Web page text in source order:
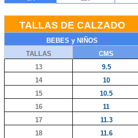
TALLAS DE CALZADO
BEBES y NIÑOS
TALLAS
CMS
13
9.5
14
10
15
10.5
16
11
17
11.3
18
11.6